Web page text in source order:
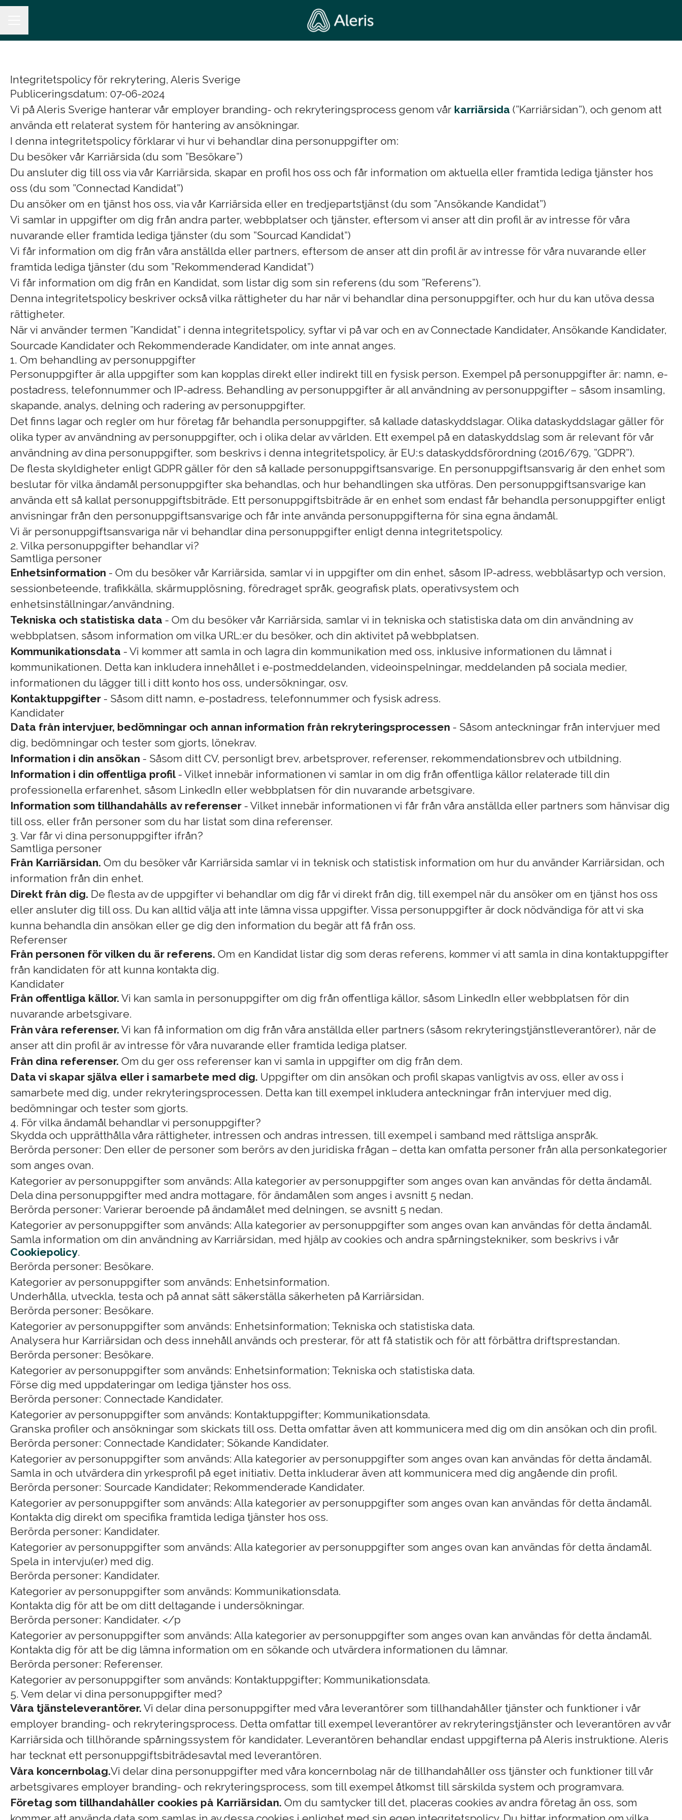
Integritetspolicy för rekrytering, Aleris Sverige
Publiceringsdatum: 07-06-2024
Vi på Aleris Sverige hanterar vår employer branding- och rekryteringsprocess genom vår karriärsida (”Karriärsidan”), och genom att
använda ett relaterat system för hantering av ansökningar.
I denna integritetspolicy förklarar vi hur vi behandlar dina personuppgifter om:
Du besöker vår Karriärsida (du som ”Besökare”)
Du ansluter dig till oss via vår Karriärsida, skapar en profil hos oss och får information om aktuella eller framtida lediga tjänster hos
oss (du som ”Connectad Kandidat”)
Du ansöker om en tjänst hos oss, via vår Karriärsida eller en tredjepartstjänst (du som ”Ansökande Kandidat”)
Vi samlar in uppgifter om dig från andra parter, webbplatser och tjänster, eftersom vi anser att din profil är av intresse för våra
nuvarande eller framtida lediga tjänster (du som ”Sourcad Kandidat”)
Vi får information om dig från våra anställda eller partners, eftersom de anser att din profil är av intresse för våra nuvarande eller
framtida lediga tjänster (du som ”Rekommenderad Kandidat”)
Vi får information om dig från en Kandidat, som listar dig som sin referens (du som ”Referens”).
Denna integritetspolicy beskriver också vilka rättigheter du har när vi behandlar dina personuppgifter, och hur du kan utöva dessa
rättigheter.
När vi använder termen ”Kandidat” i denna integritetspolicy, syftar vi på var och en av Connectade Kandidater, Ansökande Kandidater,
Sourcade Kandidater och Rekommenderade Kandidater, om inte annat anges.
1. Om behandling av personuppgifter
Personuppgifter är alla uppgifter som kan kopplas direkt eller indirekt till en fysisk person. Exempel på personuppgifter är: namn, e-
postadress, telefonnummer och IP-adress. Behandling av personuppgifter är all användning av personuppgifter – såsom insamling,
skapande, analys, delning och radering av personuppgifter.
Det finns lagar och regler om hur företag får behandla personuppgifter, så kallade dataskyddslagar. Olika dataskyddslagar gäller för
olika typer av användning av personuppgifter, och i olika delar av världen. Ett exempel på en dataskyddslag som är relevant för vår
användning av dina personuppgifter, som beskrivs i denna integritetspolicy, är EU:s dataskyddsförordning (2016/679, ”GDPR”).
De flesta skyldigheter enligt GDPR gäller för den så kallade personuppgiftsansvarige. En personuppgiftsansvarig är den enhet som
beslutar för vilka ändamål personuppgifter ska behandlas, och hur behandlingen ska utföras. Den personuppgiftsansvarige kan
använda ett så kallat personuppgiftsbiträde. Ett personuppgiftsbiträde är en enhet som endast får behandla personuppgifter enligt
anvisningar från den personuppgiftsansvarige och får inte använda personuppgifterna för sina egna ändamål.
Vi är personuppgiftsansvariga när vi behandlar dina personuppgifter enligt denna integritetspolicy.
2. Vilka personuppgifter behandlar vi?
Samtliga personer
Enhetsinformation - Om du besöker vår Karriärsida, samlar vi in uppgifter om din enhet, såsom IP-adress, webbläsartyp och version,
sessionbeteende, trafikkälla, skärmupplösning, föredraget språk, geografisk plats, operativsystem och
enhetsinställningar/användning.
Tekniska och statistiska data - Om du besöker vår Karriärsida, samlar vi in tekniska och statistiska data om din användning av
webbplatsen, såsom information om vilka URL:er du besöker, och din aktivitet på webbplatsen.
Kommunikationsdata - Vi kommer att samla in och lagra din kommunikation med oss, inklusive informationen du lämnat i
kommunikationen. Detta kan inkludera innehållet i e-postmeddelanden, videoinspelningar, meddelanden på sociala medier,
informationen du lägger till i ditt konto hos oss, undersökningar, osv.
Kontaktuppgifter - Såsom ditt namn, e-postadress, telefonnummer och fysisk adress.
Kandidater
Data från intervjuer, bedömningar och annan information från rekryteringsprocessen - Såsom anteckningar från intervjuer med
dig, bedömningar och tester som gjorts, lönekrav.
Information i din ansökan - Såsom ditt CV, personligt brev, arbetsprover, referenser, rekommendationsbrev och utbildning.
Information i din offentliga profil- Vilket innebär informationen vi samlar in om dig från offentliga källor relaterade till din
professionella erfarenhet, såsom LinkedIn eller webbplatsen för din nuvarande arbetsgivare.
Information som tillhandahålls av referenser - Vilket innebär informationen vi får från våra anställda eller partners som hänvisar dig
till oss, eller från personer som du har listat som dina referenser.
3. Var får vi dina personuppgifter ifrån?
Samtliga personer
Från Karriärsidan. Om du besöker vår Karriärsida samlar vi in teknisk och statistisk information om hur du använder Karriärsidan, och
information från din enhet.
Direkt från dig. De flesta av de uppgifter vi behandlar om dig får vi direkt från dig, till exempel när du ansöker om en tjänst hos oss
eller ansluter dig till oss. Du kan alltid välja att inte lämna vissa uppgifter. Vissa personuppgifter är dock nödvändiga för att vi ska
kunna behandla din ansökan eller ge dig den information du begär att få från oss.
Referenser
Från personen för vilken du är referens. Om en Kandidat listar dig som deras referens, kommer vi att samla in dina kontaktuppgifter
från kandidaten för att kunna kontakta dig.
Kandidater
Från offentliga källor. Vi kan samla in personuppgifter om dig från offentliga källor, såsom LinkedIn eller webbplatsen för din
nuvarande arbetsgivare.
Från våra referenser. Vi kan få information om dig från våra anställda eller partners (såsom rekryteringstjänstleverantörer), när de
anser att din profil är av intresse för våra nuvarande eller framtida lediga platser.
Från dina referenser. Om du ger oss referenser kan vi samla in uppgifter om dig från dem.
Data vi skapar själva eller i samarbete med dig. Uppgifter om din ansökan och profil skapas vanligtvis av oss, eller av oss i
samarbete med dig, under rekryteringsprocessen. Detta kan till exempel inkludera anteckningar från intervjuer med dig,
bedömningar och tester som gjorts.
4. För vilka ändamål behandlar vi personuppgifter?
Skydda och upprätthålla våra rättigheter, intressen och andras intressen, till exempel i samband med rättsliga anspråk.
Berörda personer: Den eller de personer som berörs av den juridiska frågan – detta kan omfatta personer från alla personkategorier
som anges ovan.
Kategorier av personuppgifter som används: Alla kategorier av personuppgifter som anges ovan kan användas för detta ändamål.
Dela dina personuppgifter med andra mottagare, för ändamålen som anges i avsnitt 5 nedan.
Berörda personer: Varierar beroende på ändamålet med delningen, se avsnitt 5 nedan.
Kategorier av personuppgifter som används: Alla kategorier av personuppgifter som anges ovan kan användas för detta ändamål.
Samla information om din användning av Karriärsidan, med hjälp av cookies och andra spårningstekniker, som beskrivs i vår
Cookiepolicy.
Berörda personer: Besökare.
Kategorier av personuppgifter som används: Enhetsinformation.
Underhålla, utveckla, testa och på annat sätt säkerställa säkerheten på Karriärsidan.
Berörda personer: Besökare.
Kategorier av personuppgifter som används: Enhetsinformation; Tekniska och statistiska data.
Analysera hur Karriärsidan och dess innehåll används och presterar, för att få statistik och för att förbättra driftsprestandan.
Berörda personer: Besökare.
Kategorier av personuppgifter som används: Enhetsinformation; Tekniska och statistiska data.
Förse dig med uppdateringar om lediga tjänster hos oss.
Berörda personer: Connectade Kandidater.
Kategorier av personuppgifter som används: Kontaktuppgifter; Kommunikationsdata.
Granska profiler och ansökningar som skickats till oss. Detta omfattar även att kommunicera med dig om din ansökan och din profil.
Berörda personer: Connectade Kandidater; Sökande Kandidater.
Kategorier av personuppgifter som används: Alla kategorier av personuppgifter som anges ovan kan användas för detta ändamål.
Samla in och utvärdera din yrkesprofil på eget initiativ. Detta inkluderar även att kommunicera med dig angående din profil.
Berörda personer: Sourcade Kandidater; Rekommenderade Kandidater.
Kategorier av personuppgifter som används: Alla kategorier av personuppgifter som anges ovan kan användas för detta ändamål.
Kontakta dig direkt om specifika framtida lediga tjänster hos oss.
Berörda personer: Kandidater.
Kategorier av personuppgifter som används: Alla kategorier av personuppgifter som anges ovan kan användas för detta ändamål.
Spela in intervju(er) med dig.
Berörda personer: Kandidater.
Kategorier av personuppgifter som används: Kommunikationsdata.
Kontakta dig för att be om ditt deltagande i undersökningar.
Berörda personer: Kandidater. </p
Kategorier av personuppgifter som används: Alla kategorier av personuppgifter som anges ovan kan användas för detta ändamål.
Kontakta dig för att be dig lämna information om en sökande och utvärdera informationen du lämnar.
Berörda personer: Referenser.
Kategorier av personuppgifter som används: Kontaktuppgifter; Kommunikationsdata.
5. Vem delar vi dina personuppgifter med?
Våra tjänsteleverantörer. Vi delar dina personuppgifter med våra leverantörer som tillhandahåller tjänster och funktioner i vår
employer branding- och rekryteringsprocess. Detta omfattar till exempel leverantörer av rekryteringstjänster och leverantören av vår
Karriärsida och tillhörande spårningssystem för kandidater. Leverantören behandlar endast uppgifterna på Aleris instruktione. Aleris
har tecknat ett personuppgiftsbiträdesavtal med leverantören.
Våra koncernbolag.Vi delar dina personuppgifter med våra koncernbolag när de tillhandahåller oss tjänster och funktioner till vår
arbetsgivares employer branding- och rekryteringsprocess, som till exempel åtkomst till särskilda system och programvara.
Företag som tillhandahåller cookies på Karriärsidan. Om du samtycker till det, placeras cookies av andra företag än oss, som